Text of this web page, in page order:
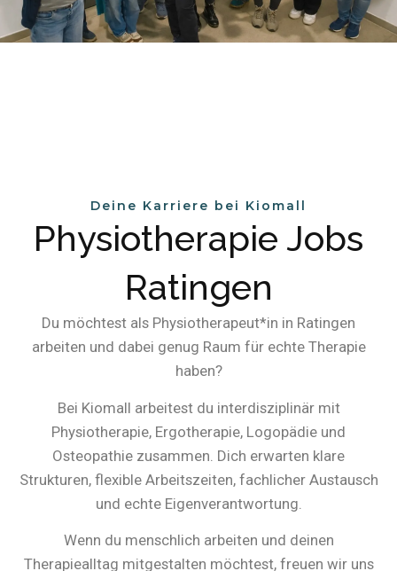
Deine Karriere bei Kiomall
Physiotherapie Jobs
Ratingen
Du möchtest als Physiotherapeut*in in Ratingen
arbeiten und dabei genug Raum für echte Therapie
haben?
Bei Kiomall arbeitest du interdisziplinär mit
Physiotherapie, Ergotherapie, Logopädie und
Osteopathie zusammen. Dich erwarten klare
Strukturen, flexible Arbeitszeiten, fachlicher Austausch
und echte Eigenverantwortung.
Wenn du menschlich arbeiten und deinen
Therapiealltag mitgestalten möchtest, freuen wir uns